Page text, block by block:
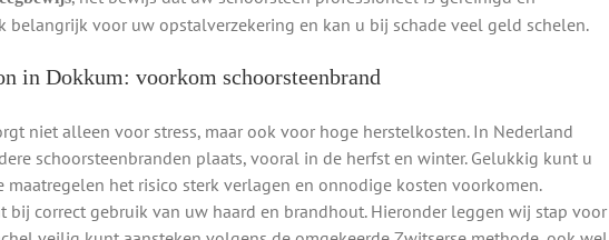
belangrijk voor uw opstalverzekering en kan u bij schade veel geld schelen.
in Dokkum: voorkom schoorsteenbrand
niet alleen voor stress, maar ook voor hoge herstelkosten. In Nederland
schoorsteenbranden plaats, vooral in de herfst en winter. Gelukkig kunt u
maatregelen het risico sterk verlagen en onnodige kosten voorkomen.
bij correct gebruik van uw haard en brandhout. Hieronder leggen wij stap voor